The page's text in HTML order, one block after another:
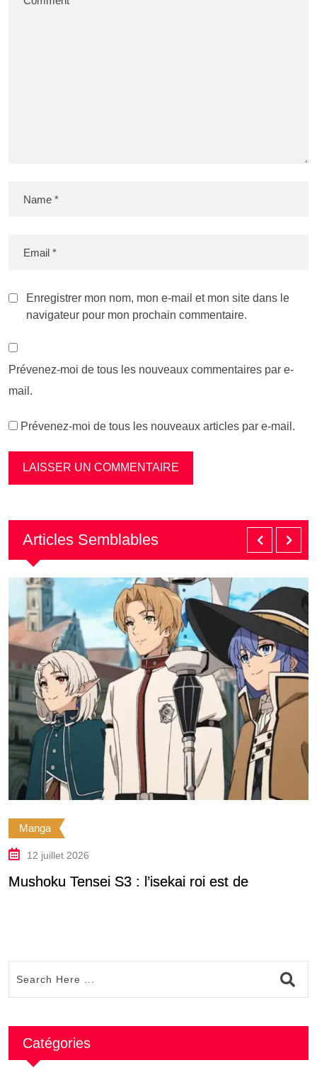
Enregistrer mon nom, mon e-mail et mon site dans le
navigateur pour mon prochain commentaire.
Prévenez-moi de tous les nouveaux commentaires par e-
mail.
Prévenez-moi de tous les nouveaux articles par e-mail.
Articles Semblables
Manga
12 juillet 2026
Mushoku Tensei S3 : l’isekai roi est de
Catégories